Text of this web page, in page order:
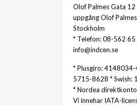
Olof Palmes Gata
uppgång Olof
Stockholm
* Telefon: 08-562
info@indcen.se
* Plusgiro: 4148034-
5715-8628 * Swish:
* Nordea
Vi innehar IATA-